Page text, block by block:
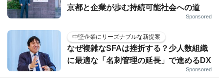
京都と企業が歩む持続可能社会への道
Sponsored
中堅企業にリーズナブルな新提案
なぜ複雑なSFAは挫折する？少人数組織
に最適な「名刺管理の延長」で進めるDX
Sponsored